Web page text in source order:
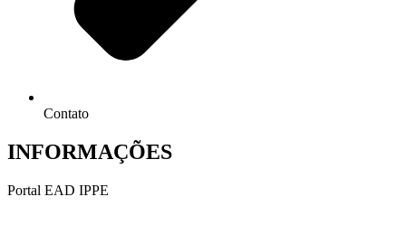
Contato
INFORMAÇÕES
Portal EAD IPPE